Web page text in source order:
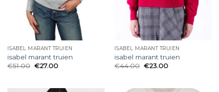
ISABEL MARANT TRUIEN
isabel marant truien
€51.00 €27.00
ISABEL MARANT TRUIEN
isabel marant truien
€44.00 €23.00